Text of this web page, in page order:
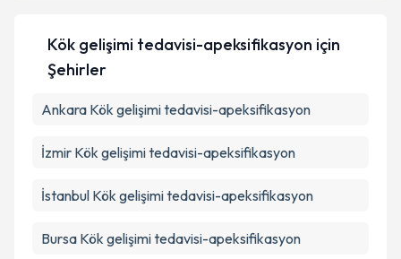
Kök gelişimi tedavisi-apeksifikasyon için
Şehirler
Ankara Kök gelişimi tedavisi-apeksifikasyon
İzmir Kök gelişimi tedavisi-apeksifikasyon
İstanbul Kök gelişimi tedavisi-apeksifikasyon
Bursa Kök gelişimi tedavisi-apeksifikasyon